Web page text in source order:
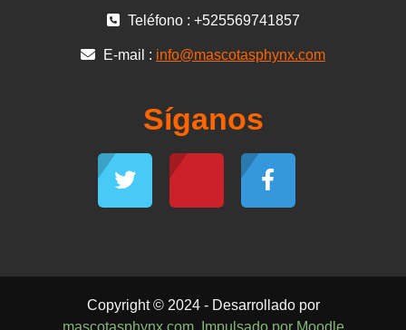
Teléfono : +525569741857
E-mail : info@mascotasphynx.com
Síganos
Copyright © 2024 - Desarrollado por
mascotasphynx.com. Impulsado por Moodle